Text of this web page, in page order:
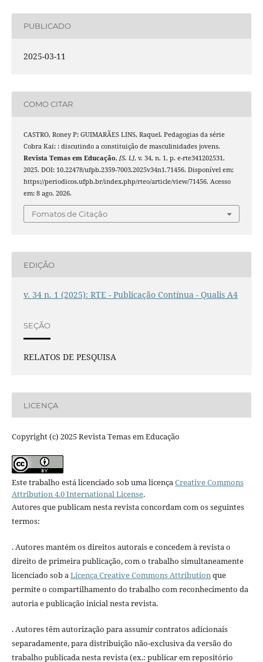
PUBLICADO
2025-03-11
COMO CITAR
CASTRO, Roney P; GUIMARÃES LINS, Raquel. Pedagogias da série
Cobra Kai: : discutindo a constituição de masculinidades jovens.
Revista Temas em Educação, [S. l.], v. 34, n. 1, p. e-rte341202531,
2025. DOI: 10.22478/ufpb.2359-7003.2025v34n1.71456. Disponível em:
https://periodicos.ufpb.br/index.php/rteo/article/view/71456. Acesso
em: 8 ago. 2026.
Fomatos de Citação
EDIÇÃO
v. 34 n. 1 (2025): RTE - Publicação Contínua - Qualis A4
SEÇÃO
RELATOS DE PESQUISA
LICENÇA
Copyright (c) 2025 Revista Temas em Educação
Este trabalho está licenciado sob uma licençaCreative Commons
Attribution 4.0 International License.
Autores que publicam nesta revista concordam com os seguintes
termos:
. Autores mantém os direitos autorais e concedem à revista o
direito de primeira publicação, com o trabalho simultaneamente
licenciado sob aLicença Creative Commons Attributionque
permite o compartilhamento do trabalho com reconhecimento da
autoria e publicação inicial nesta revista.
. Autores têm autorização para assumir contratos adicionais
separadamente, para distribuição não-exclusiva da versão do
trabalho publicada nesta revista (ex.: publicar em repositório